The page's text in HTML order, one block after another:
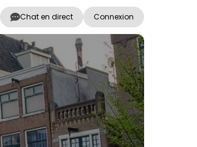
Chat en direct Connexion